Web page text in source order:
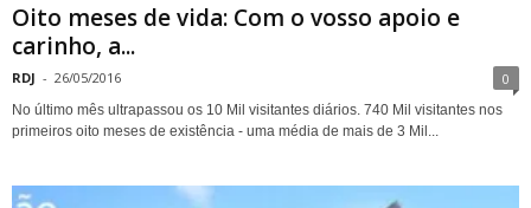
Oito meses de vida: Com o vosso apoio e
carinho, a...
RDJ - 26/05/2016 0
No último mês ultrapassou os 10 Mil visitantes diários. 740 Mil visitantes nos
primeiros oito meses de existência - uma média de mais de 3 Mil...